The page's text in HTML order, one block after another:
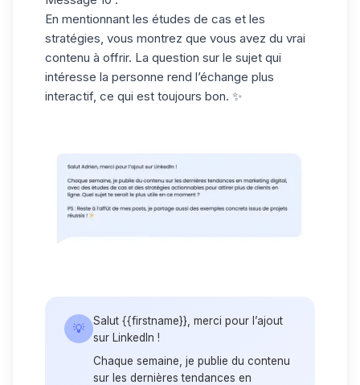
En mentionnant les études de cas et les
stratégies, vous montrez que vous avez du vrai
contenu à offrir. La question sur le sujet qui
intéresse la personne rend l’échange plus
interactif, ce qui est toujours bon. ✨
💡
Salut {{firstname}}, merci pour l’ajout
sur LinkedIn !
Chaque semaine, je publie du contenu
sur les dernières tendances en